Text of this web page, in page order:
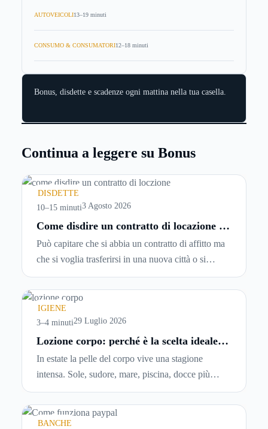
AUTOVEICOLI13–19 minuti
CONSUMO & CONSUMATORI12–18 minuti
Bonus, disdette e scadenze ogni mattina nella tua casella.
Continua a leggere su Bonus
DISDETTE
10–15 minuti3 Agosto 2026
Come disdire un contratto di locazione in
modo corretto ed efficace
Può capitare che si abbia un contratto di affitto ma
che si voglia trasferirsi in una nuova città o si
abbiano problemi a pagare il canone, per cui si
comincia a cercare un’altra abitazione: è legittimo
chiedersi se è possibile
locazioneprima che scada. In questa guida
capiremo come inviare la disdetta per un contratto
IGIENE
3–4 minuti29 Luglio 2026
Lozione corpo: perché è la scelta ideale
In estate la pelle del corpo vive una stagione
intensa. Sole, sudore, mare, piscina, docce più
frequenti e aria condizionata possono renderla
meno morbida, più disidratata o semplicemente
meno confortevole. Eppure, proprio nei mesi caldi,
BANCHE